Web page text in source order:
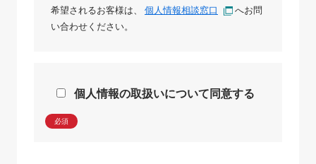
希望されるお客様は、 個人情報相談窓口
へお問
い合わせください。
個人情報の取扱いについて同意する
必須